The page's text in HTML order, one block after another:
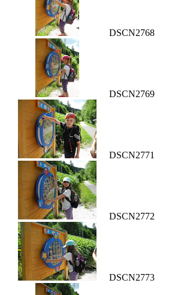
DSCN2768
DSCN2769
DSCN2771
DSCN2772
DSCN2773